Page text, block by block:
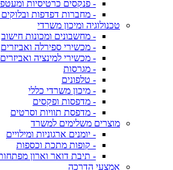
- פנקסים כרטיסיות
- מחברות דפדפות
טכנולוגיה ומיכון משרדי
- מחשבונים ומכונות חישוב
- מכשירי ספירלה ואביזרים
- מכשירי למינציה ואביזרים
- מגרסות
- טלפונים
- מיכון משרדי כללי
- מדפסות ופקסים
- מדפסת תוויות וסרטים
מוצרים משלימים למשרד
- יומנים ארגוניות ומילויים
- קופות מתכת וכספות
- תיבת דואר וארון
אמצעי הדרכה